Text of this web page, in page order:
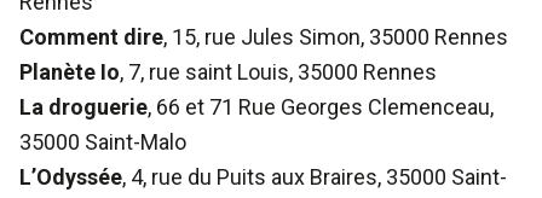
Comment dire, 15, rue Jules Simon, 35000 Rennes
Planète Io, 7, rue saint Louis, 35000 Rennes
La droguerie, 66 et 71 Rue Georges Clemenceau,
35000 Saint-Malo
L’Odyssée, 4, rue du Puits aux Braires, 35000 Saint-